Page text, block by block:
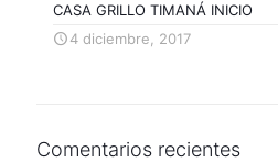
CASA GRILLO TIMANÁ INICIO
4 diciembre, 2017
Comentarios recientes